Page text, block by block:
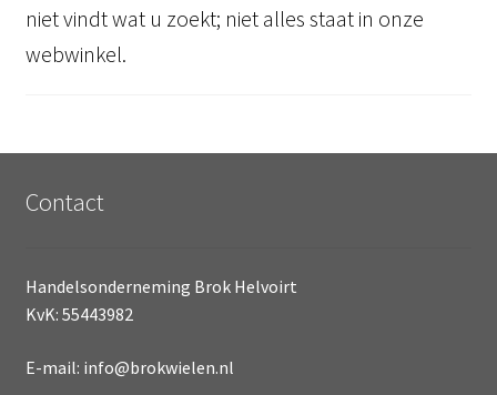
niet vindt wat u zoekt; niet alles staat in onze
webwinkel.
Contact
Handelsonderneming Brok Helvoirt
KvK: 55443982
E-mail: info@brokwielen.nl